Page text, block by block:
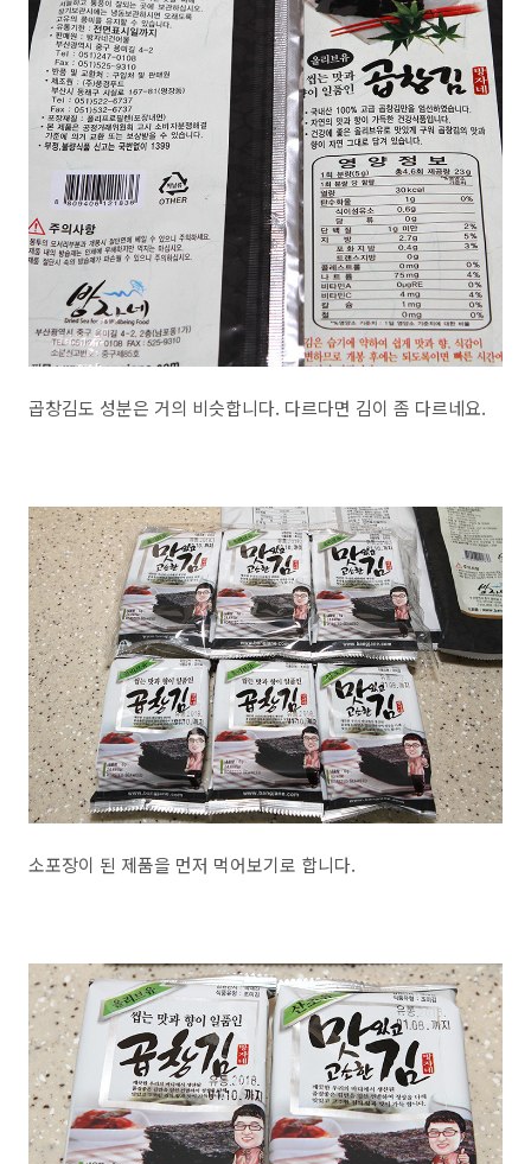
곱창김도 성분은 거의 비슷합니다. 다르다면 김이 좀 다르네요.
소포장이 된 제품을 먼저 먹어보기로 합니다.